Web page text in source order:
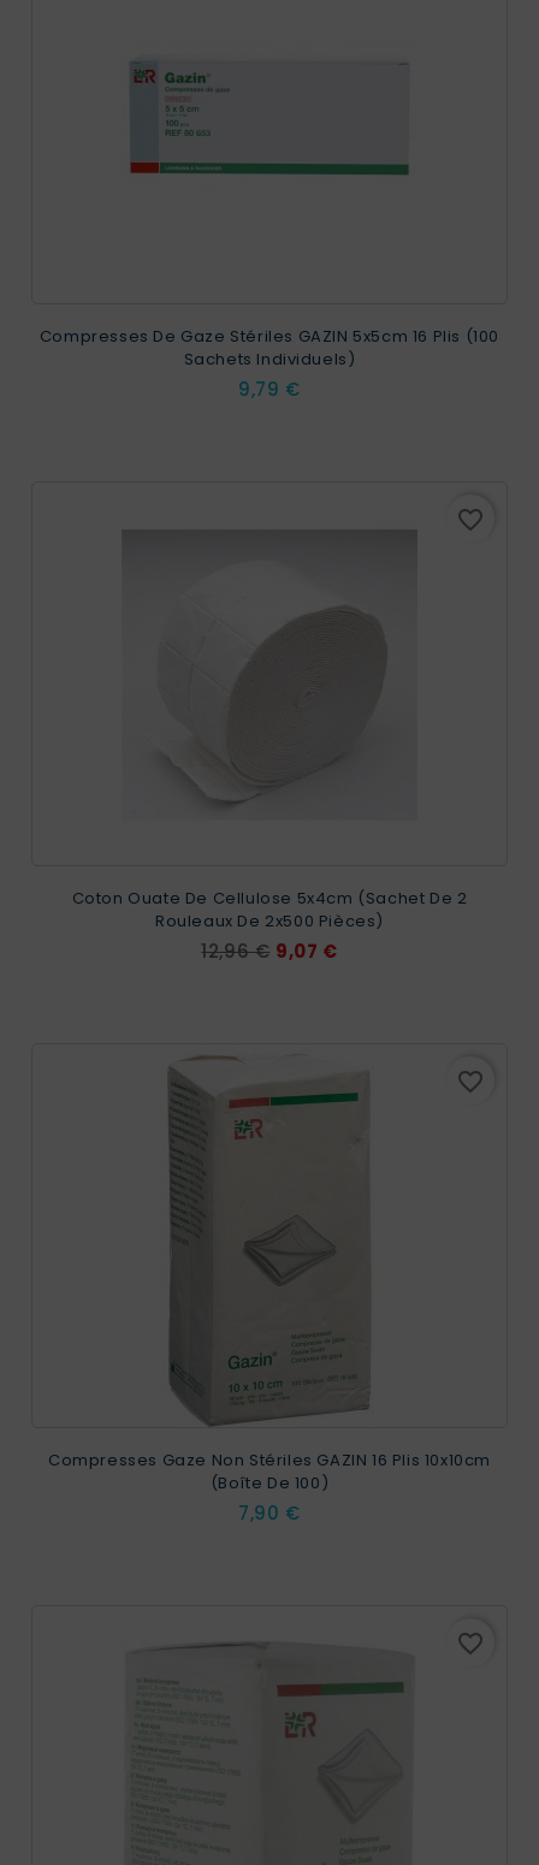
Compresses De Gaze Stériles GAZIN 5x5cm 16 Plis (100
Sachets Individuels)
Prix
9,79 €
favorite_border
Coton Ouate De Cellulose 5x4cm (sachet De 2
Rouleaux De 2x500 Pièces)
Prix
12,96 € Prix
9,07 €
favorite_border
Compresses Gaze Non Stériles GAZIN 16 Plis 10x10cm
(boîte De 100)
Prix
7,90 €
favorite_border